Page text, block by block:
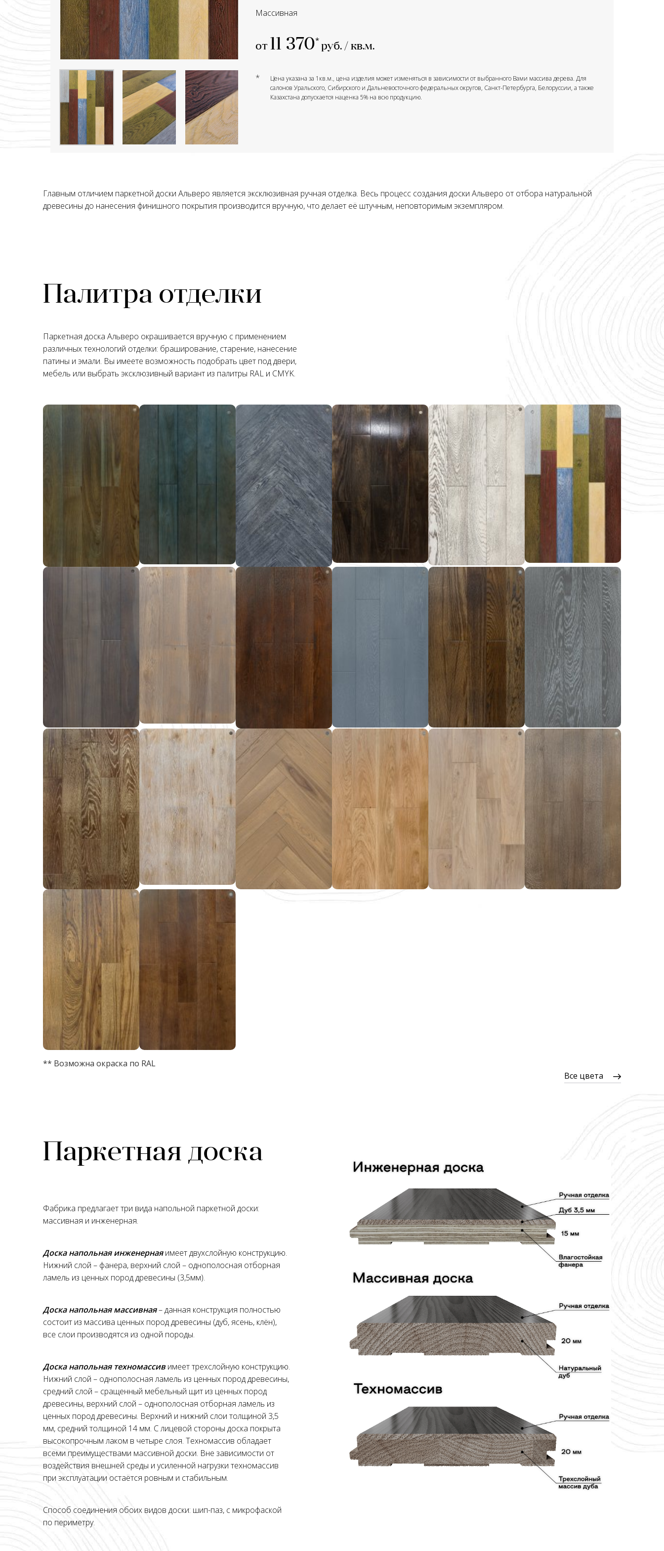
Массивная
от 11 370 руб. / кв.м.
*
Цена указана за 1кв.м., цена изделия может изменяться в зависимости от выбранного Вами массива дерева. Для
салонов Уральского, Сибирского и Дальневосточного федеральных округов, Санкт-Петербурга, Белоруссии, а также
Казахстана допускается наценка 5% на всю продукцию.
Главным отличием паркетной доски Альверо является эксклюзивная ручная отделка. Весь процесс создания доски Альверо от отбора натуральной
древесины до нанесения финишного покрытия производится вручную, что делает её штучным, неповторимым экземпляром.
Палитра отделки
Паркетная доска Альверо окрашивается вручную с применением
различных технологий отделки: браширование, старение, нанесение
патины и эмали. Вы имеете возможность подобрать цвет под двери,
мебель или выбрать эксклюзивный вариант из палитры RAL и CMYK.
** Возможна окраска по RAL
Все цвета
Паркетная доска
Фабрика предлагает три вида напольной паркетной доски:
массивная и инженерная.
Доска напольная инженернаяимеет двухслойную конструкцию.
Нижний слой – фанера, верхний слой – однополосная отборная
ламель из ценных пород древесины (3,5мм).
Доска напольная массивная– данная конструкция полностью
состоит из массива ценных пород древесины (дуб, ясень, клён),
все слои производятся из одной породы.
Доска напольная техномассивимеет трехслойную конструкцию.
Нижний слой – однополосная ламель из ценных пород древесины,
средний слой – сращенный мебельный щит из ценных пород
древесины, верхний слой – однополосная отборная ламель из
ценных пород древесины. Верхний и нижний слои толщиной 3,5
мм, средний толщиной 14 мм. С лицевой стороны доска покрыта
высокопрочным лаком в четыре слоя. Техномассив обладает
всеми преимуществами массивной доски. Вне зависимости от
воздействия внешней среды и усиленной нагрузки техномассив
при эксплуатации остаётся ровным и стабильным.
Способ соединения обоих видов доски: шип-паз, с микрофаской
по периметру.